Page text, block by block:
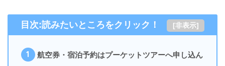
目次:読みたいところをクリック！ [非表示]
1
航空券・宿泊予約はプーケットツアーへ申し込ん